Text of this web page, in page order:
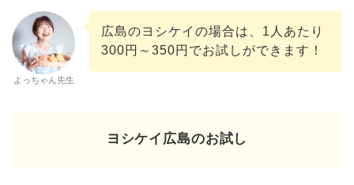
よっちゃん先生
広島のヨシケイの場合は、1人あたり
300円～350円でお試しができます！
ヨシケイ広島のお試し